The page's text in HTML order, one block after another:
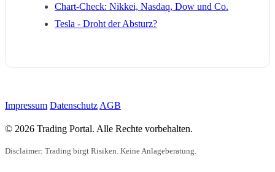
Chart-Check: Nikkei, Nasdaq, Dow und Co.
Tesla - Droht der Absturz?
Impressum Datenschutz AGB
© 2026 Trading Portal. Alle Rechte vorbehalten.
Disclaimer: Trading birgt Risiken. Keine Anlageberatung.